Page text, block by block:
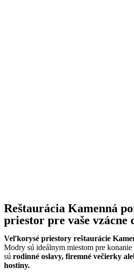
Reštaurácia Kamenná
priestor pre vaše vzácne
Veľkorysé priestory reštaurácie
Modry sú ideálnym miestom pre
sú rodinné oslavy, firemné večierky
hostiny.